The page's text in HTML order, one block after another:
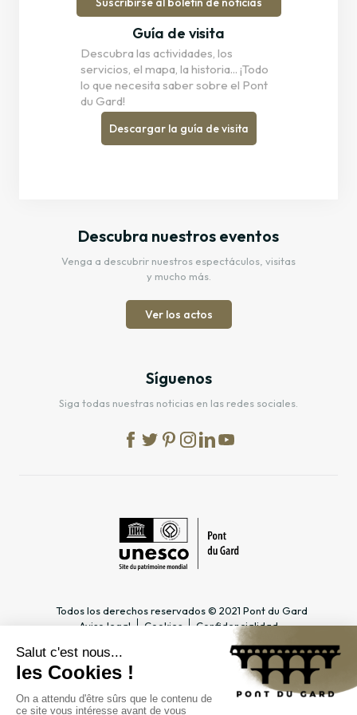
Guía de visita
Descubra las actividades, los
servicios, el mapa, la historia... ¡Todo
lo que necesita saber sobre el Pont
du Gard!
Descargar la guía de visita
Descubra nuestros eventos
Venga a descubrir nuestros espectáculos, visitas
y mucho más.
Ver los actos
Síguenos
Siga todas nuestras noticias en las redes sociales.
Todos los derechos reservados © 2021 Pont du Gard
Aviso legal
Cookies Confidencialidad
INFORMACIÓN PRÁCTICA
Horario
ESPACIOS DEDICADOS
Profesional del turismo &